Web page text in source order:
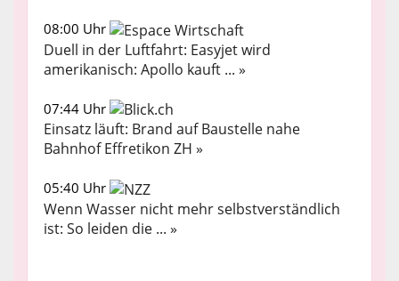
08:00 Uhr
Duell in der Luftfahrt: Easyjet wird
amerikanisch: Apollo kauft ... »
07:44 Uhr
Einsatz läuft: Brand auf Baustelle nahe
Bahnhof Effretikon ZH »
05:40 Uhr
Wenn Wasser nicht mehr selbstverständlich
ist: So leiden die ... »